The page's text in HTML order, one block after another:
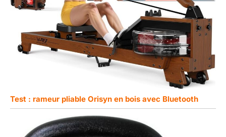
Test : rameur pliable Orisyn en bois avec Bluetooth